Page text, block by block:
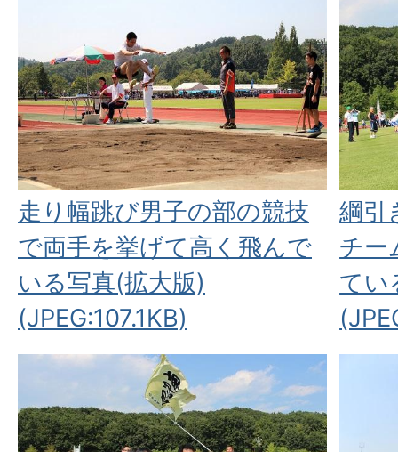
走り幅跳び男子の部の競技
で両手を挙げて高く飛んで
いる写真(拡大版)
(JPEG:107.1KB)
綱引
チー
てい